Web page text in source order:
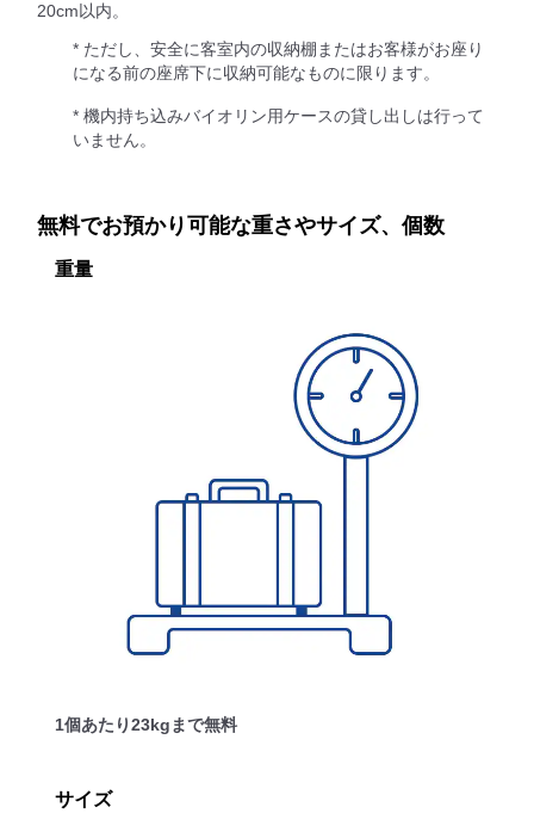
20cm以内。
* ただし、安全に客室内の収納棚またはお客様がお座り
になる前の座席下に収納可能なものに限ります。
* 機内持ち込みバイオリン用ケースの貸し出しは行って
いません。
無料でお預かり可能な重さやサイズ、個数
重量
1個あたり23kgまで無料
サイズ